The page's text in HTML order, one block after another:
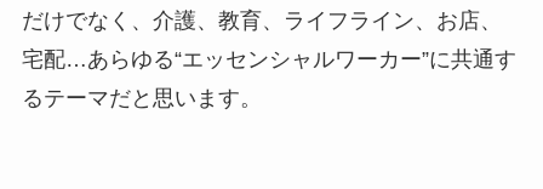
だけでなく、介護、教育、ライフライン、お店、
宅配…あらゆる“エッセンシャルワーカー”に共通す
るテーマだと思います。